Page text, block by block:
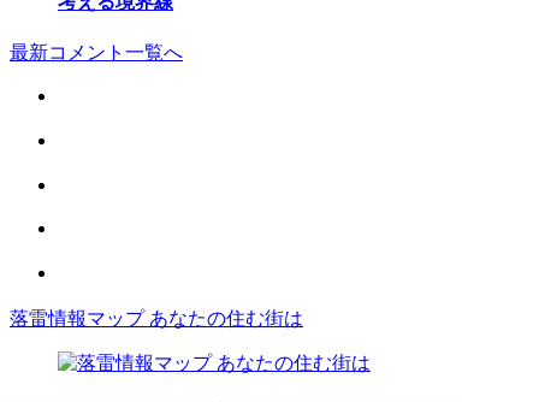
最新コメント一覧へ
落雷情報マップ あなたの住む街は